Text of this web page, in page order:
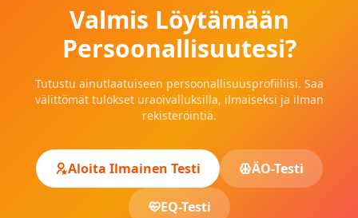
Valmis Löytämään
Persoonallisuutesi?
Tutustu ainutlaatuiseen persoonallisuusprofiiliisi. Saa
välittömät tulokset uraoivalluksilla, ilmaiseksi ja ilman
rekisteröintiä.
Aloita Ilmainen Testi ÄO-Testi
EQ-Testi